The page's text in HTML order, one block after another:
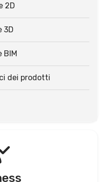
2D
3D
BIM
dei prodotti